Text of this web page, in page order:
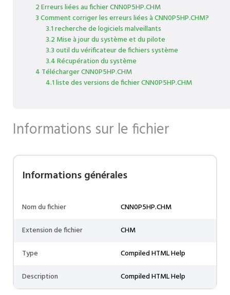
2 Erreurs liées au fichier CNN0P5HP.CHM
3 Comment corriger les erreurs liées à CNN0P5HP.CHM?
3.1 recherche de logiciels malveillants
3.2 Mise à jour du système et du pilote
3.3 outil du vérificateur de fichiers système
3.4 Récupération du système
4 Télécharger CNN0P5HP.CHM
4.1 liste des versions de fichier CNN0P5HP.CHM
Informations sur le fichier
Informations générales
Nom du fichier
CNN0P5HP.CHM
Extension de fichier
CHM
Type
Compiled HTML Help
Description
Compiled HTML Help